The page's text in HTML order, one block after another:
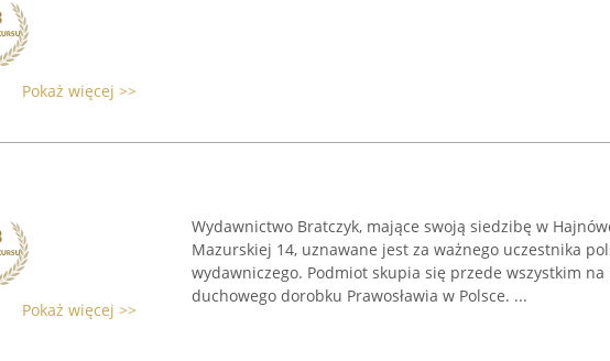
Pokaż więcej >>
Pokaż więcej >>
Wydawnictwo Bratczyk, mające swoją siedzibę w
Mazurskiej 14, uznawane jest za ważnego uczestnika
wydawniczego. Podmiot skupia się przede wszystkim
duchowego dorobku Prawosławia w Polsce. ...